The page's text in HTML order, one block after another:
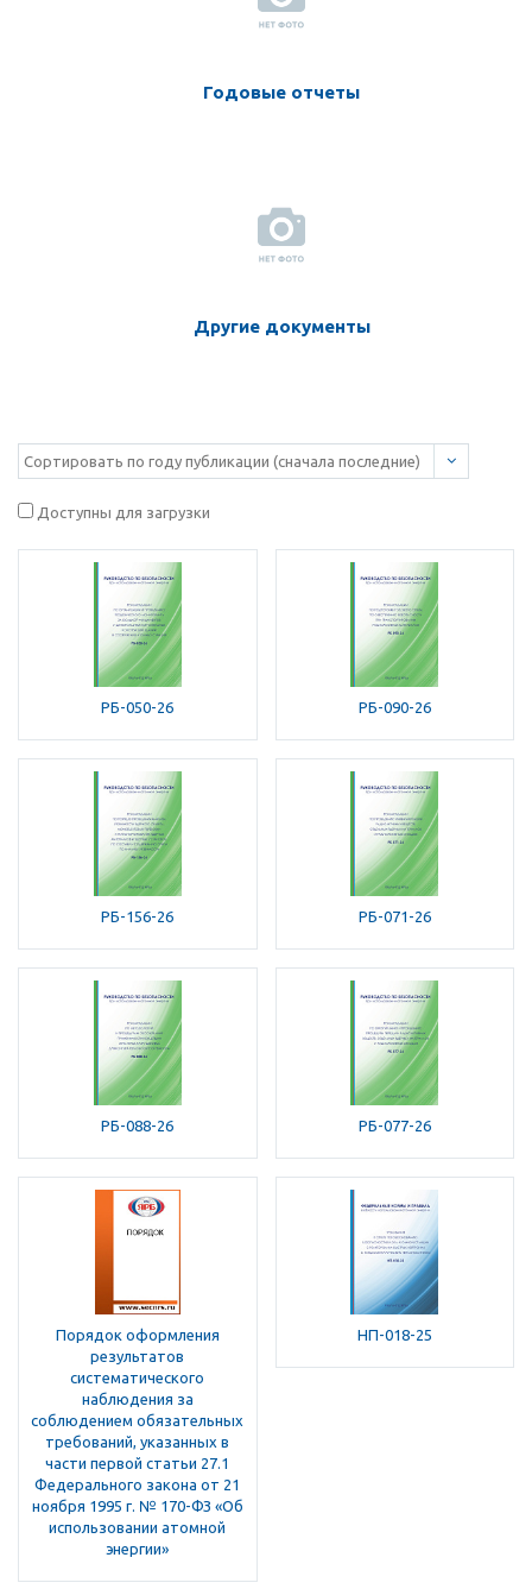
Годовые отчеты
Другие документы
Доступны для загрузки
РБ-050-26 РБ-090-26
РБ-156-26 РБ-071-26
РБ-088-26 РБ-077-26
Порядок оформления
результатов
систематического
наблюдения за
соблюдением обязательных
требований, указанных в
части первой статьи 27.1
Федерального закона от 21
ноября 1995 г. № 170-ФЗ «Об
использовании атомной
энергии»
НП-018-25